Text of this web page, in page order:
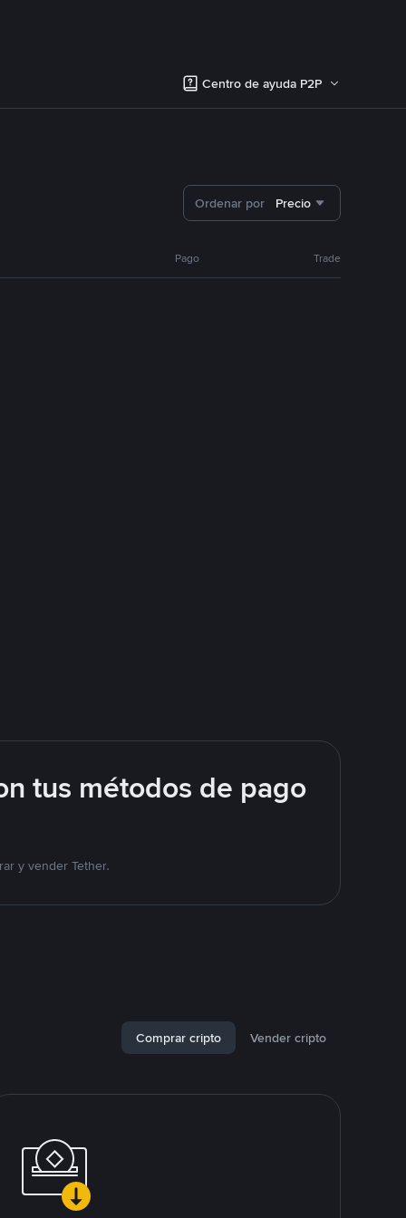
Centro de ayuda P2P
Ordenar por Precio
Pago Trade
tus métodos de pago
y vender Tether.
Comprar cripto Vender cripto